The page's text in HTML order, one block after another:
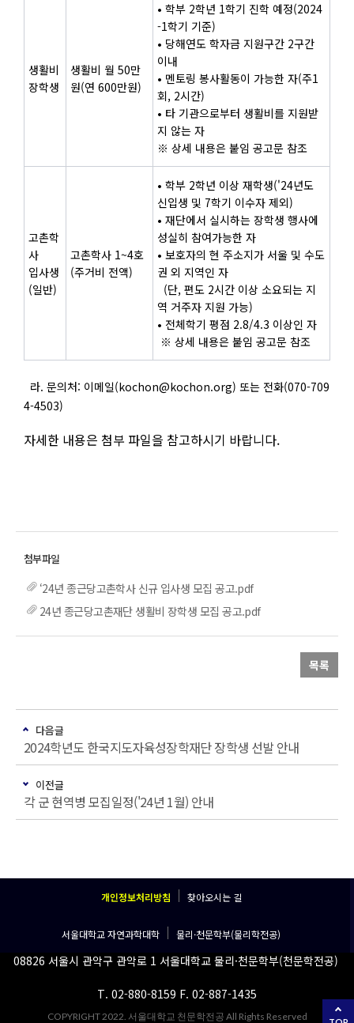
생활비
장학생
생활비 월 50만
원(연 600만원)
• 학부 2학년 1학기 진학 예정(2024
-1학기 기준)
• 당해연도 학자금 지원구간 2구간
이내
• 멘토링 봉사활동이 가능한 자(주1
회, 2시간)
• 타 기관으로부터 생활비를 지원받
지 않는 자
※ 상세 내용은 붙임 공고문 참조
고촌학
사
입사생
(일반)
고촌학사 1~4호
(주거비 전액)
• 학부 2학년 이상 재학생('24년도
신입생 및 7학기 이수자 제외)
• 재단에서 실시하는 장학생 행사에
성실히 참여가능한 자
• 보호자의 현 주소지가 서울 및 수도
권 외 지역인 자
(단, 편도 2시간 이상 소요되는 지
역 거주자 지원 가능)
• 전체학기 평점 2.8/4.3 이상인 자
※ 상세 내용은 붙임 공고문 참조
라. 문의처: 이메일(kochon@kochon.org) 또는 전화(070-709
4-4503)
자세한 내용은 첨부 파일을 참고하시기 바랍니다.
‘24년 종근당고촌학사 신규 입사생 모집 공고.pdf
24년 종근당고촌재단 생활비 장학생 모집 공고.pdf
목록
다음글
2024학년도 한국지도자육성장학재단 장학생 선발 안내
이전글
각 군 현역병 모집일정('24년 1월) 안내
개인정보처리방침 찾아오시는 길
서울대학교 자연과학대학 물리·천문학부(물리학전공)
08826 서울시 관악구 관악로 1 서울대학교 물리·천문학부(천문학전공)
T. 02-880-8159 F. 02-887-1435
COPYRIGHT 2022. 서울대학교 천문학전공 All Rights Reserved